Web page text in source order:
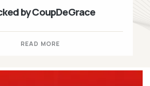
by CoupDeGrace
READ MORE